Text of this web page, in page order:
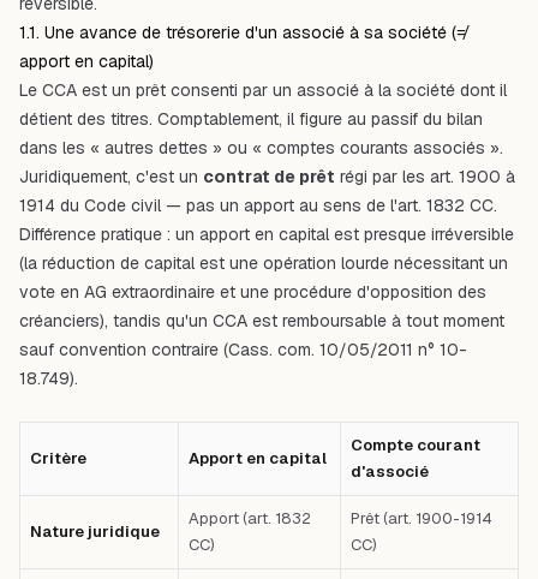
1.1. Une avance de trésorerie d'un associé à sa société (≠
apport en capital)
Le CCA est un prêt consenti par un associé à la société dont il
détient des titres. Comptablement, il figure au passif du bilan
dans les « autres dettes » ou « comptes courants associés ».
Juridiquement, c'est un contrat de prêt régi par les art. 1900 à
1914 du Code civil — pas un apport au sens de l'art. 1832 CC.
Différence pratique : un apport en capital est presque irréversible
(la réduction de capital est une opération lourde nécessitant un
vote en AG extraordinaire et une procédure d'opposition des
créanciers), tandis qu'un CCA est remboursable à tout moment
sauf convention contraire (Cass. com. 10/05/2011 n° 10-
18.749).
Critère Apport en capital
Compte courant
d'associé
Nature juridique
Apport (art. 1832
CC)
Prêt (art. 1900-1914
CC)